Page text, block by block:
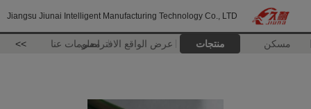
Jiangsu Jiunai Intelligent Manufacturing Technology Co., LTD
مسكن منتجات عرض الواقع الافتراضيمعلومات عنا >>